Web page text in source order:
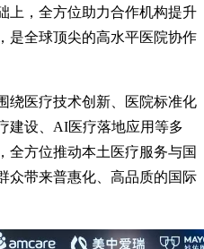
上，全方位助力合作机构提升
是全球顶尖的高水平医院协作
绕医疗技术创新、医院标准化
建设、AI医疗落地应用等多
全方位推动本土医疗服务与国
众带来普惠化、高品质的国际